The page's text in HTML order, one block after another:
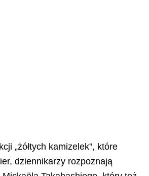
„żółtych kamizelek”, które
dziennikarzy rozpoznają